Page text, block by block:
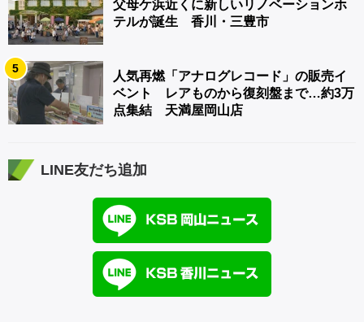
父母ケ浜近くに新しいリノベーションホ
テルが誕生 香川・三豊市
5
人気再燃「アナログレコード」の販売イ
ベント レアものから復刻盤まで…約3万
点集結 天満屋岡山店
LINE友だち追加